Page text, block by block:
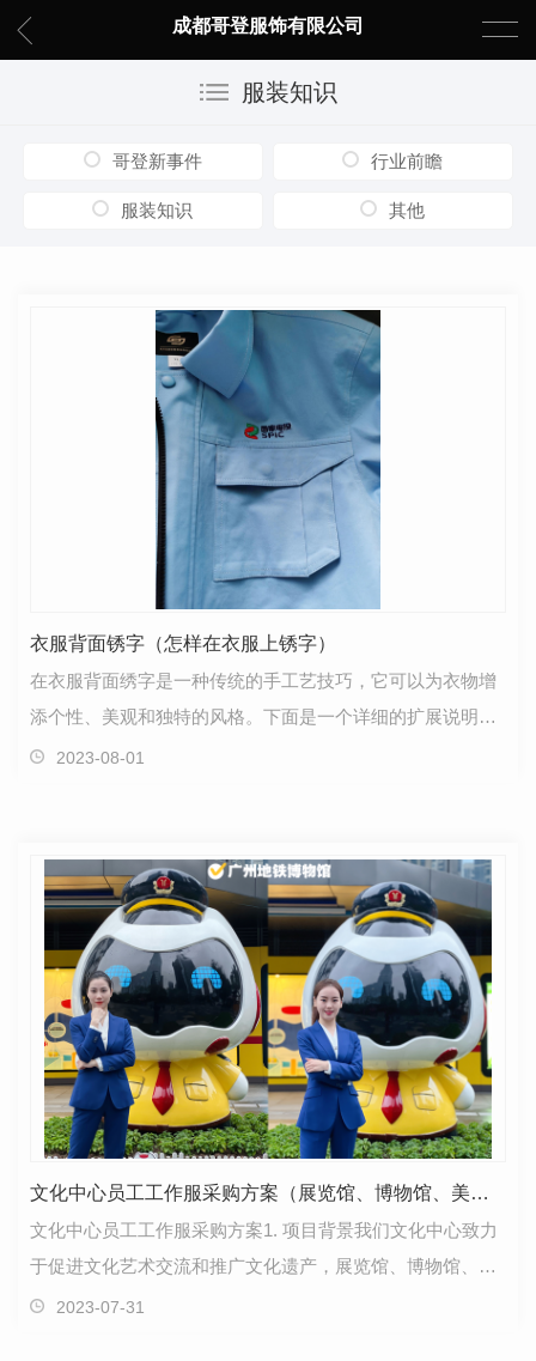
成都哥登服饰有限公司
服装知识
哥登新事件 行业前瞻
服装知识 其他
衣服背面锈字（怎样在衣服上锈字）
在衣服背面绣字是一种传统的手工艺技巧，它可以为衣物增
添个性、美观和独特的风格。下面是一个详细的扩展说明，
介绍如何在衣服上绣字：
2023-08-01
文化中心员工工作服采购方案（展览馆、博物馆、美术馆工作服采购方案）
文化中心员工工作服采购方案1. 项目背景我们文化中心致力
于促进文化艺术交流和推广文化遗产，展览馆、博物馆、美
术馆等是我们重要的部门。为了提升员工形象、增加…
2023-07-31